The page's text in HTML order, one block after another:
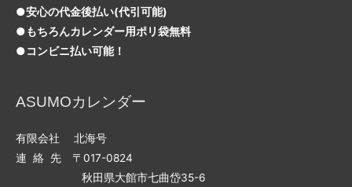
●安心の代金後払い(代引可能)
●もちろんカレンダー用ポリ袋無料
●コンビニ払い可能！
ASUMOカレンダー
有限会社 北海号
連 絡 先 〒017-0824
秋田県大館市七曲岱35-6